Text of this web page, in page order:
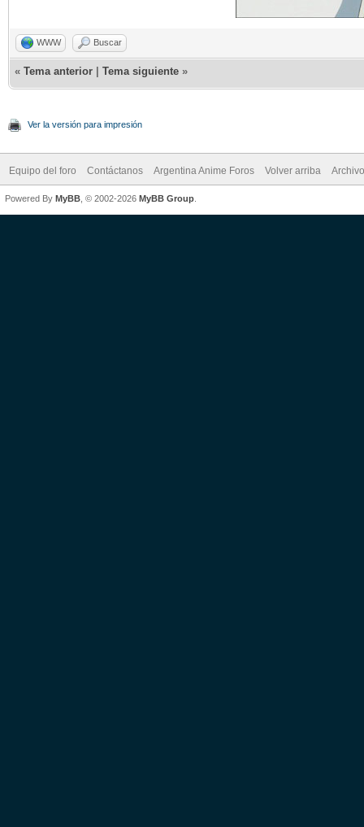
WWW Buscar
« Tema anterior Tema siguiente »
Ver la versión para impresión
Equipo del foro Contáctanos Argentina Anime Foros Volver arriba
Powered By MyBB , © 2002-2026 MyBB Group